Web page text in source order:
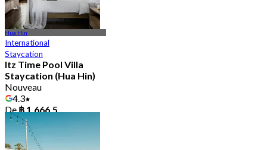
Hua Hin
International
Staycation
Itz Time Pool Villa
Staycation (Hua Hin)
Nouveau
4.3
De ฿ 1,666.5